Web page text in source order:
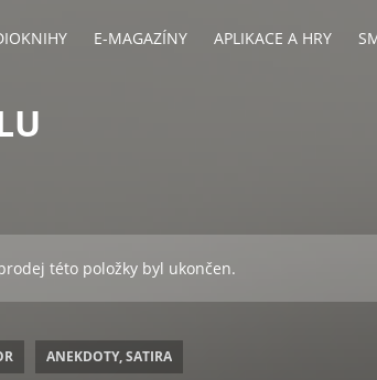
E-MAGAZÍNY APLIKACE A HRY
této položky byl ukončen.
ANEKDOTY, SATIRA